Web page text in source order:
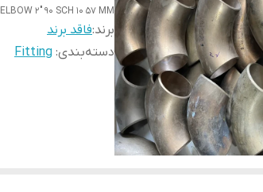
ELBOW 2" 90 SCH 10 57 MM
برند:فاقد برند
دسته‌بندی:
Fitting